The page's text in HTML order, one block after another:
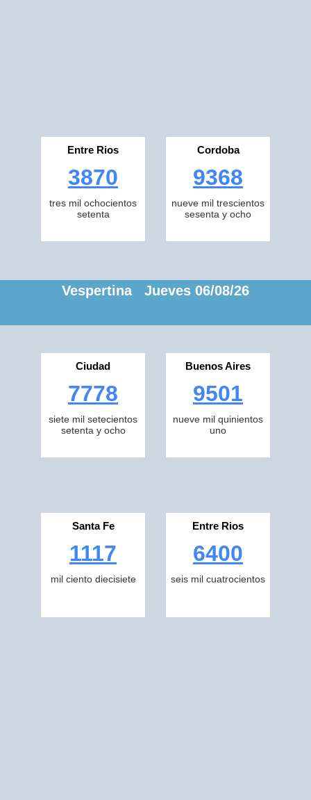
Entre Rios
3870
tres mil ochocientos
setenta
Cordoba
9368
nueve mil trescientos
sesenta y ocho
Vespertina Jueves 06/08/26
Ciudad
7778
siete mil setecientos
setenta y ocho
Buenos Aires
9501
nueve mil quinientos
uno
Santa Fe
1117
mil ciento diecisiete
Entre Rios
6400
seis mil cuatrocientos